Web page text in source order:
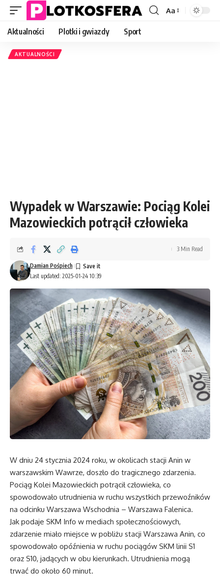
Font
Aa
Aktualności Plotki i gwiazdy Sport
AKTUALNOŚCI
Wypadek w Warszawie: Pociąg Kolei
Mazowieckich potrącił człowieka
Last updated: 2025-01-24 10:39
Damian Pośpiech
3 Min Read
W dniu 24 stycznia 2024 roku, w okolicach stacji Anin w
warszawskim Wawrze, doszło do tragicznego zdarzenia.
Pociąg Kolei Mazowieckich potrącił człowieka, co
spowodowało utrudnienia w ruchu wszystkich przewoźników
na odcinku Warszawa Wschodnia – Warszawa Falenica.
Jak podaje SKM Info w mediach społecznościowych,
zdarzenie miało miejsce w pobliżu stacji Warszawa Anin, co
spowodowało opóźnienia w ruchu pociągów SKM linii S1
oraz S10, jadących w obu kierunkach. Utrudnienia mogą
trwać do około 60 minut.